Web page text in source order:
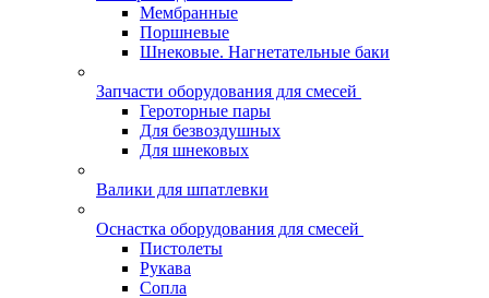
Мембранные
Поршневые
Шнековые. Нагнетательные баки
Запчасти оборудования для смесей
Героторные пары
Для безвоздушных
Для шнековых
Валики для шпатлевки
Оснастка оборудования для смесей
Пистолеты
Рукава
Сопла